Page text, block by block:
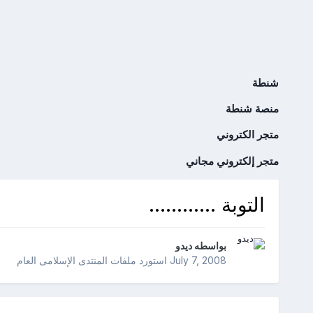
شنطة
منصة شنطة
متجر الكتروني
متجر إلكتروني مجاني
التوبة ............
بواسطه ديدو
July 7, 2008استورد ملفات المنتدى الإسلامى العام